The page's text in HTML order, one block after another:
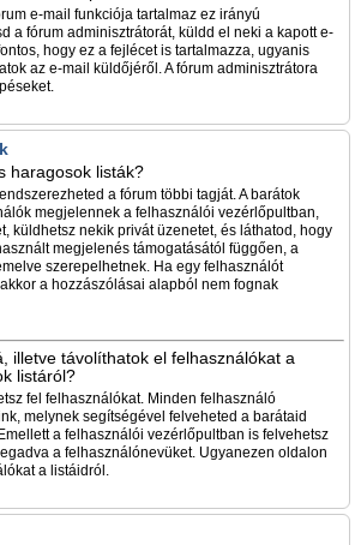
e-mail funkciója tartalmaz ez irányú
a fórum adminisztrátorát, küldd el neki a kapott e-
hogy ez a fejlécet is tartalmazza, ugyanis
az e-mail küldőjéről. A fórum adminisztrátora
haragosok listák?
a fórum többi tagját. A barátok
megjelennek a felhasználói vezérlőpultban,
küldhetsz nekik privát üzenetet, és láthatod, hogy
megjelenés támogatásától függően, a
szerepelhetnek. Ha egy felhasználót
a hozzászólásai alapból nem fognak
illetve távolíthatok el felhasználókat a
listáról?
fel felhasználókat. Minden felhasználó
melynek segítségével felveheted a barátaid
a felhasználói vezérlőpultban is felvehetsz
a felhasználónevüket. Ugyanezen oldalon
a listáidról.